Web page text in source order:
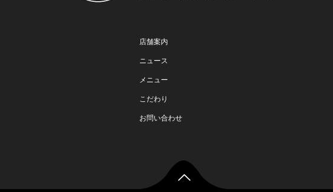
店舗案内
ニュース
メニュー
こだわり
お問い合わせ
